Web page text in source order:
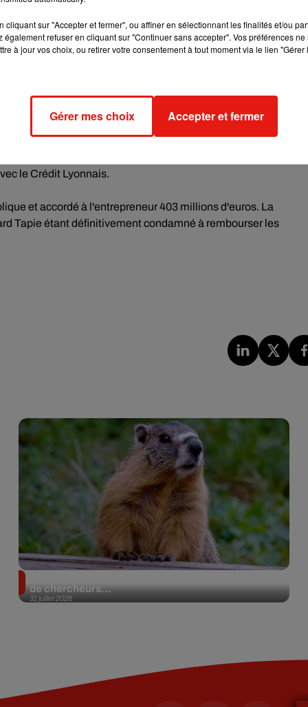
son père "veut dire qu'il est probable" que la juge "ait
lorsque la poursuite des débats a été annoncée, et ont
est soupçonné d'avoir, avec des complices, "truqué" un
le Crédit Lyonnais.
et accordé à l'entrepreneur 403 millions d'euros. La
Tapie étant définitivement condamné à rembourser les
31 juillet 2026
de chercheurs...
cliquant sur "Accepter et fermer", ou affiner en sélectionnant les finalités et/ou
également refuser en cliquant sur "Continuer sans accepter". Vos préférences
à jour vos choix, ou retirer votre consentement à tout moment via le lien
Gérer mes choix Accepter et fermer